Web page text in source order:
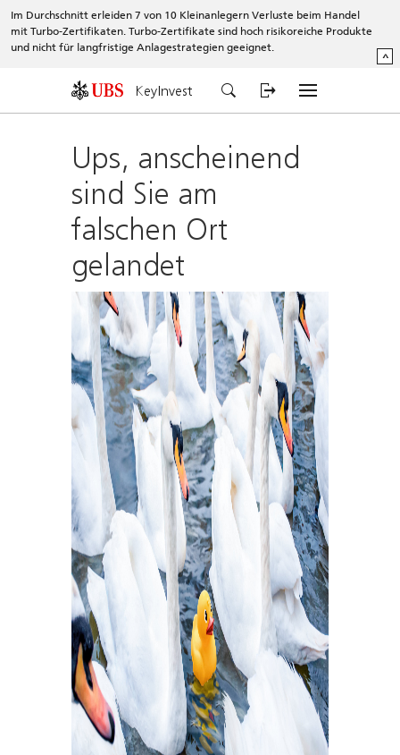
Im Durchschnitt erleiden 7 von 10 Kleinanlegern Verluste beim Handel
mit Turbo-Zertifikaten. Turbo-Zertifikate sind hoch risikoreiche Produkte
und nicht für langfristige Anlagestrategien geeignet.
^
KeyInvest
Ups, anscheinend
sind Sie am
falschen Ort
gelandet